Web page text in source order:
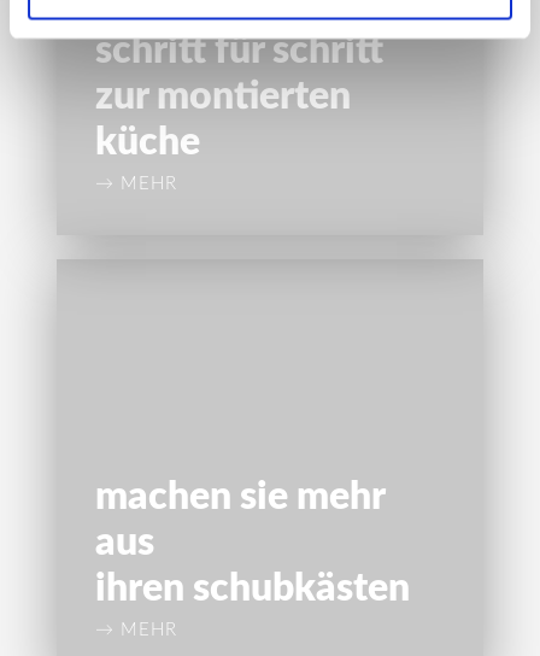
schritt für schritt
zur montierten
küche
→ MEHR
machen sie mehr
aus
ihren schub­kästen
→ MEHR